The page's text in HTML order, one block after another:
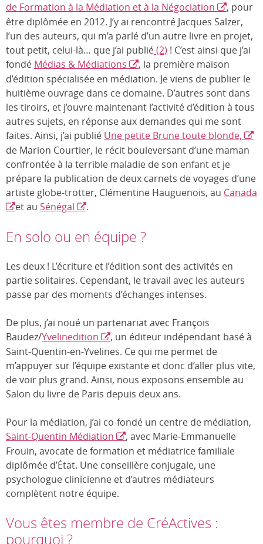
de Formation à la Médiation et à la Négociation
, pour
être diplômée en 2012. J’y ai rencontré Jacques Salzer,
l’un des auteurs, qui m’a parlé d’un autre livre en projet,
tout petit, celui-là… que j’ai publié(2) ! C’est ainsi que j’ai
fondé Médias & Médiations
, la première maison
d’édition spécialisée en médiation. Je viens de publier le
huitième ouvrage dans ce domaine. D’autres sont dans
les tiroirs, et j’ouvre maintenant l’activité d’édition à tous
autres sujets, en réponse aux demandes qui me sont
faites. Ainsi, j’ai publié Une petite Brune toute blonde,
de Marion Courtier, le récit bouleversant d’une maman
confrontée à la terrible maladie de son enfant et je
prépare la publication de deux carnets de voyages d’une
artiste globe-trotter, Clémentine Hauguenois, au Canada
et au Sénégal .
En solo ou en équipe ?
Les deux ! L’écriture et l’édition sont des activités en
partie solitaires. Cependant, le travail avec les auteurs
passe par des moments d’échanges intenses.
De plus, j’ai noué un partenariat avec François
Baudez/Yvelinedition
, un éditeur indépendant basé à
Saint-Quentin-en-Yvelines. Ce qui me permet de
m’appuyer sur l’équipe existante et donc d’aller plus vite,
de voir plus grand. Ainsi, nous exposons ensemble au
Salon du livre de Paris depuis deux ans.
Pour la médiation, j’ai co-fondé un centre de médiation,
Saint-Quentin Médiation
, avec Marie-Emmanuelle
Frouin, avocate de formation et médiatrice familiale
diplômée d’État. Une conseillère conjugale, une
psychologue clinicienne et d’autres médiateurs
complètent notre équipe.
Vous êtes membre de CréActives :
pourquoi ?